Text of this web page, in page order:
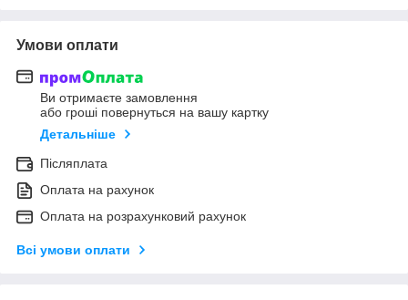
Умови оплати
Ви отримаєте замовлення
або гроші повернуться на вашу картку
Детальніше
Післяплата
Оплата на рахунок
Оплата на розрахунковий рахунок
Всі умови оплати